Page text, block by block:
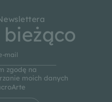
bieżąco
zgodę na
moich danych